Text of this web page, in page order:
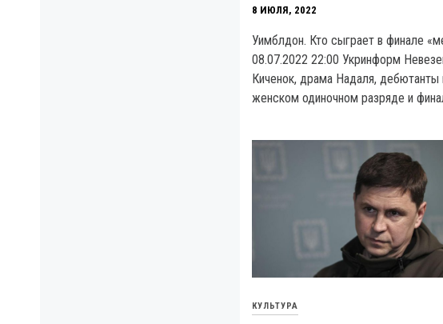
8 ИЮЛЯ, 2022
Уимблдон. Кто сыграет в финале
08.07.2022 22:00 Укринформ
Киченок, драма Надаля, дебютанты
женском одиночном разряде и
КУЛЬТУРА